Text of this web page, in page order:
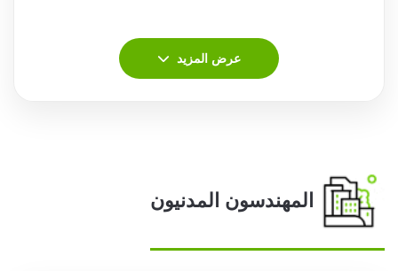
عرض المزيد
المهندسون المدنيون